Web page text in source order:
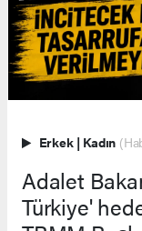
Erkek | Kadın
Adalet
Türkiye'